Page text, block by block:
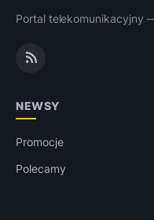
Portal telekomunikacyjny
NEWSY
Promocje
Polecamy